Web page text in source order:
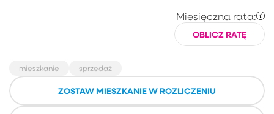
Miesięczna rata:
OBLICZ RATĘ
mieszkanie sprzedaż
ZOSTAW MIESZKANIE W ROZLICZENIU